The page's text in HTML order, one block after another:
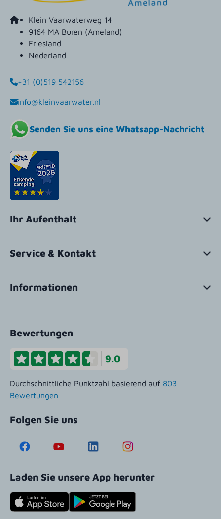
Klein Vaarwaterweg 14
9164 MA Buren (Ameland)
Friesland
Nederland
+31 (0)519 542156
info@kleinvaarwater.nl
Senden Sie uns eine Whatsapp-Nachricht
Ihr Aufenthalt
Service & Kontakt
Informationen
Bewertungen
9.0
Durchschnittliche Punktzahl basierend auf 803
Bewertungen
Folgen Sie uns
Laden Sie unsere App herunter